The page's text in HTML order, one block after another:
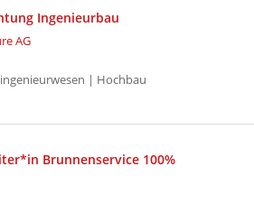
Ingenieurbau
AG
| Hochbau
Brunnenservice 100%